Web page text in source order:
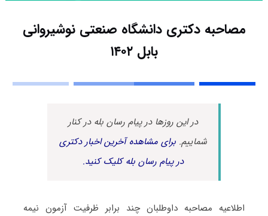
مصاحبه دکتری دانشگاه صنعتی نوشیروانی
بابل ۱۴۰۲
در این روزها در پیام رسان بله در کنار
شماییم.برای مشاهده آخرین اخبار دکتری
در پیام رسان بله کلیک کنید.
اطلاعیه مصاحبه داوطلبان چند برابر ظرفیت آزمون نیمه